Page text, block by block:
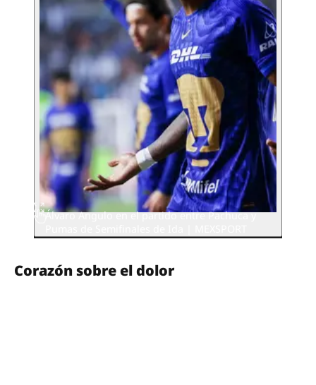
Álvaro Angulo en el partido entre Pachuca y
Corazón sobre el dolor